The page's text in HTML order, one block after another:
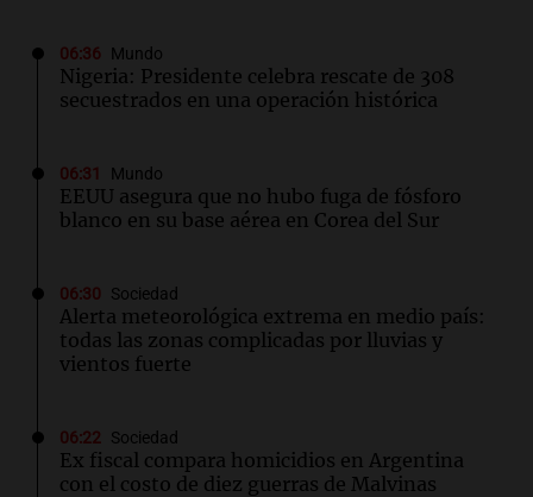
06:36 Mundo
Nigeria: Presidente celebra rescate de 308
secuestrados en una operación histórica
06:31 Mundo
EEUU asegura que no hubo fuga de fósforo
blanco en su base aérea en Corea del Sur
06:30 Sociedad
Alerta meteorológica extrema en medio país:
todas las zonas complicadas por lluvias y
vientos fuerte
06:22 Sociedad
Ex fiscal compara homicidios en Argentina
con el costo de diez guerras de Malvinas